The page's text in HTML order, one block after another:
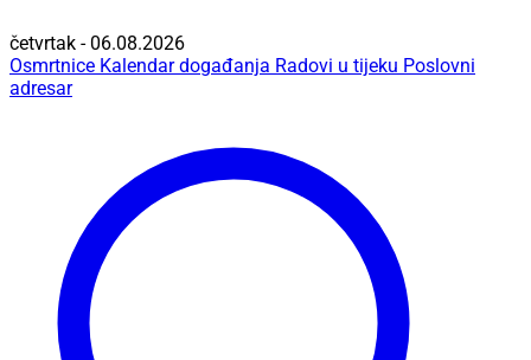
četvrtak - 06.08.2026
Osmrtnice Kalendar događanja Radovi u tijeku Poslovni
adresar